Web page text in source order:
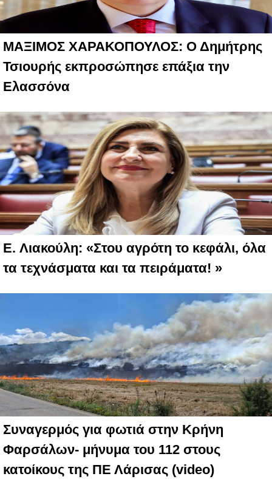
ΜΑΞΙΜΟΣ ΧΑΡΑΚΟΠΟΥΛΟΣ: Ο Δημήτρης
Τσιουρής εκπροσώπησε επάξια την
Ελασσόνα
E. Λιακούλη: «Στου αγρότη το κεφάλι, όλα
τα τεχνάσματα και τα πειράματα! »
Συναγερμός για φωτιά στην Κρήνη
Φαρσάλων- μήνυμα του 112 στους
κατοίκους της ΠΕ Λάρισας (video)